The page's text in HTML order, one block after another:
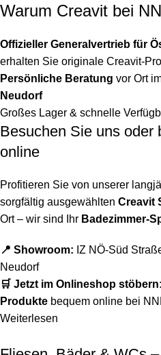
Warum Creavit bei
Offizieller Generalvertrieb für
erhalten Sie originale Creavit-
Persönliche Beratung vor Ort
Neudorf
Großes Lager & schnelle
Besuchen Sie uns oder
online
Profitieren Sie von unserer
sorgfältig ausgewählten Creavit
Ort – wir sind Ihr Badezimmer-
📍 Showroom: IZ NÖ-Süd
Neudorf
🛒 Jetzt im Onlineshop stöbern:
Produkte bequem online bei
Weiterlesen